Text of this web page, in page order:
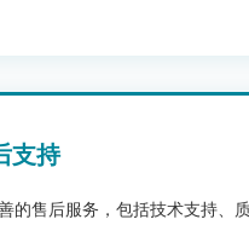
支持
的售后服务，包括技术支持、